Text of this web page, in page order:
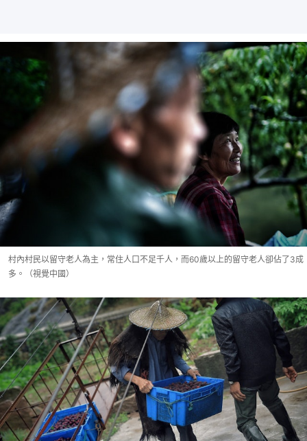
村內村民以留守老人為主，常住人口不足千人，而60歲以上的留守老人卻佔了3成
多。（視覺中國）